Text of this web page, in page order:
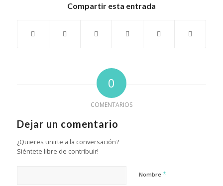
Compartir esta entrada
0
COMENTARIOS
Dejar un comentario
¿Quieres unirte a la conversación?
Siéntete libre de contribuir!
Nombre *